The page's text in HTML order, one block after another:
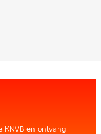
KNVB en ontvang